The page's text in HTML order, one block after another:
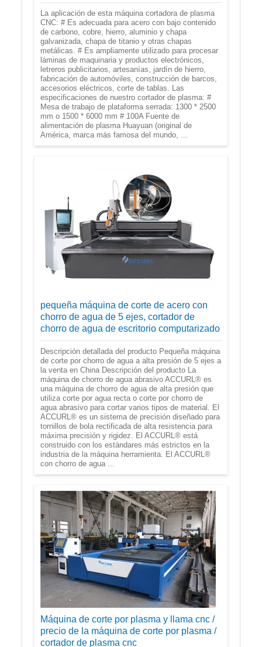
La aplicación de esta máquina cortadora de plasma
CNC: # Es adecuada para acero con bajo contenido
de carbono, cobre, hierro, aluminio y chapa
galvanizada, chapa de titanio y otras chapas
metálicas. # Es ampliamente utilizado para procesar
láminas de maquinaria y productos electrónicos,
letreros publicitarios, artesanías, jardín de hierro,
fabricación de automóviles, construcción de barcos,
accesorios eléctricos, corte de tablas. Las
especificaciones de nuestro cortador de plasma: #
Mesa de trabajo de plataforma serrada: 1300 * 2500
mm o 1500 * 6000 mm # 100A Fuente de
alimentación de plasma Huayuan (original de
América, marca más famosa del mundo, ...
pequeña máquina de corte de acero con
chorro de agua de 5 ejes, cortador de
chorro de agua de escritorio computarizado
Descripción detallada del producto Pequeña máquina
de corte por chorro de agua a alta presión de 5 ejes a
la venta en China Descripción del producto La
máquina de chorro de agua abrasivo ACCURL® es
una máquina de chorro de agua de alta presión que
utiliza corte por agua recta o corte por chorro de
agua abrasivo para cortar varios tipos de material. El
ACCURL® es un sistema de precisión diseñado para
tornillos de bola rectificada de alta resistencia para
máxima precisión y rigidez. El ACCURL® está
construido con los estándares más estrictos en la
industria de la máquina herramienta. El ACCURL®
con chorro de agua ...
Máquina de corte por plasma y llama cnc /
precio de la máquina de corte por plasma /
cortador de plasma cnc